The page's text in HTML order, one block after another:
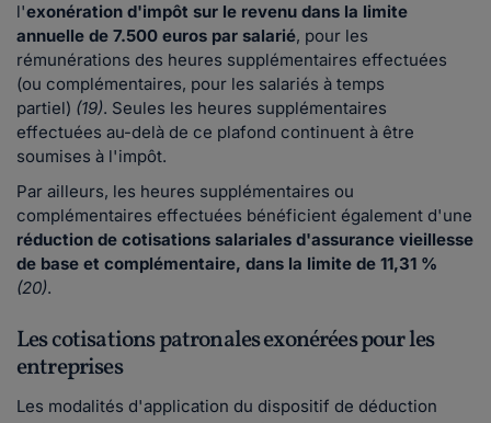
l'exonération d'impôt sur le revenu dans la limite
annuelle de 7.500 euros par salarié, pour les
rémunérations des heures supplémentaires effectuées
(ou complémentaires, pour les salariés à temps
partiel) (19). Seules les heures supplémentaires
effectuées au-delà de ce plafond continuent à être
soumises à l'impôt.
Par ailleurs, les heures supplémentaires ou
complémentaires effectuées bénéficient également d'une
réduction de cotisations salariales d'assurance vieillesse
de base et complémentaire, dans la limite de 11,31 %
(20).
Les cotisations patronales exonérées pour les
entreprises
Les modalités d'application du dispositif de déduction